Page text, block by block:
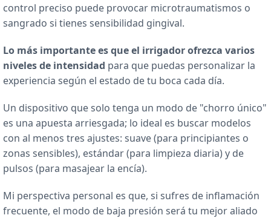
control preciso puede provocar microtraumatismos o
sangrado si tienes sensibilidad gingival.
Lo más importante es que el irrigador ofrezca varios
niveles de intensidad para que puedas personalizar la
experiencia según el estado de tu boca cada día.
Un dispositivo que solo tenga un modo de "chorro único"
es una apuesta arriesgada; lo ideal es buscar modelos
con al menos tres ajustes: suave (para principiantes o
zonas sensibles), estándar (para limpieza diaria) y de
pulsos (para masajear la encía).
Mi perspectiva personal es que, si sufres de inflamación
frecuente, el modo de baja presión será tu mejor aliado